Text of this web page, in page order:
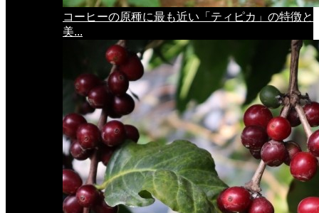
コーヒーの原種に最も近い「ティピカ」の特徴と
美...